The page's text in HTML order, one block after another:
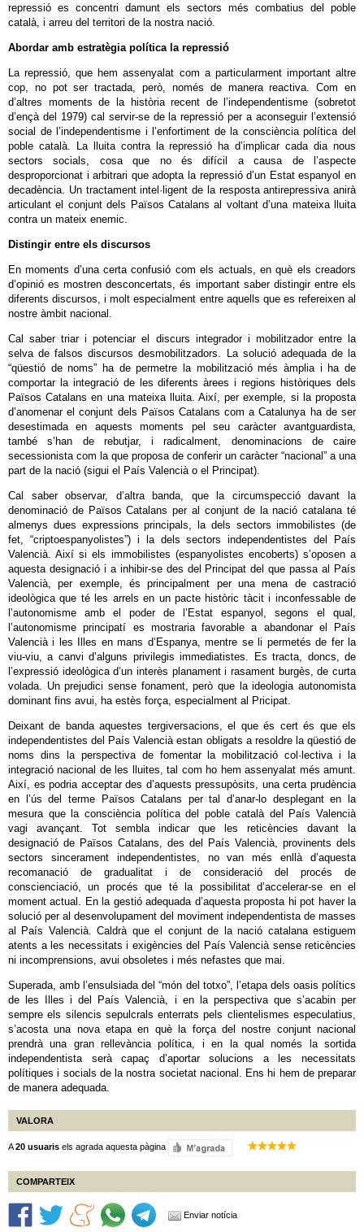
repressió es concentri damunt els sectors més combatius del poble
català, i arreu del territori de la nostra nació.
Abordar amb estratègia política la repressió
La repressió, que hem assenyalat com a particularment important altre
cop, no pot ser tractada, però, només de manera reactiva. Com en
d’altres moments de la història recent de l’independentisme (sobretot
d’ençà del 1979) cal servir-se de la repressió per a aconseguir l’extensió
social de l’independentisme i l’enfortiment de la consciència política del
poble català. La lluita contra la repressió ha d’implicar cada dia nous
sectors socials, cosa que no és difícil a causa de l’aspecte
desproporcionat i arbitrari que adopta la repressió d’un Estat espanyol en
decadència. Un tractament intel·ligent de la resposta antirepressiva anirà
articulant el conjunt dels Països Catalans al voltant d’una mateixa lluita
contra un mateix enemic.
Distingir entre els discursos
En moments d’una certa confusió com els actuals, en què els creadors
d’opinió es mostren desconcertats, és important saber distingir entre els
diferents discursos, i molt especialment entre aquells que es refereixen al
nostre àmbit nacional.
Cal saber triar i potenciar el discurs integrador i mobilitzador entre la
selva de falsos discursos desmobilitzadors. La solució adequada de la
“qüestió de noms” ha de permetre la mobilització més àmplia i ha de
comportar la integració de les diferents àrees i regions històriques dels
Països Catalans en una mateixa lluita. Així, per exemple, si la proposta
d’anomenar el conjunt dels Països Catalans com a Catalunya ha de ser
desestimada en aquests moments pel seu caràcter avantguardista,
també s’han de rebutjar, i radicalment, denominacions de caire
secessionista com la que proposa de conferir un caràcter “nacional” a una
part de la nació (sigui el País Valencià o el Principat).
Cal saber observar, d’altra banda, que la circumspecció davant la
denominació de Països Catalans per al conjunt de la nació catalana té
almenys dues expressions principals, la dels sectors immobilistes (de
fet, “criptoespanyolistes”) i la dels sectors independentistes del País
Valencià. Així si els immobilistes (espanyolistes encoberts) s’oposen a
aquesta designació i a inhibir-se des del Principat del que passa al País
Valencià, per exemple, és principalment per una mena de castració
ideològica que té les arrels en un pacte històric tàcit i inconfessable de
l’autonomisme amb el poder de l’Estat espanyol, segons el qual,
l’autonomisme principatí es mostraria favorable a abandonar el País
Valencià i les Illes en mans d’Espanya, mentre se li permetés de fer la
viu-viu, a canvi d’alguns privilegis immediatistes. Es tracta, doncs, de
l’expressió ideològica d’un interès planament i rasament burgès, de curta
volada. Un prejudici sense fonament, però que la ideologia autonomista
dominant fins avui, ha estès força, especialment al Pricipat.
Deixant de banda aquestes tergiversacions, el que és cert és que els
independentistes del País Valencià estan obligats a resoldre la qüestió de
noms dins la perspectiva de fomentar la mobilització col·lectiva i la
integració nacional de les lluites, tal com ho hem assenyalat més amunt.
Així, es podria acceptar des d’aquests pressupòsits, una certa prudència
en l’ús del terme Països Catalans per tal d’anar-lo desplegant en la
mesura que la consciència política del poble català del País Valencià
vagi avançant. Tot sembla indicar que les reticències davant la
designació de Països Catalans, des del País Valencià, provinents dels
sectors sincerament independentistes, no van més enllà d’aquesta
recomanació de gradualitat i de consideració del procés de
conscienciació, un procés que té la possibilitat d’accelerar-se en el
moment actual. En la gestió adequada d’aquesta proposta hi pot haver la
solució per al desenvolupament del moviment independentista de masses
al País Valencià. Caldrà que el conjunt de la nació catalana estiguem
atents a les necessitats i exigències del País Valencià sense reticències
ni incomprensions, avui obsoletes i més nefastes que mai.
Superada, amb l’ensulsiada del “món del totxo”, l’etapa dels oasis polítics
de les Illes i del País Valencià, i en la perspectiva que s’acabin per
sempre els silencis sepulcrals enterrats pels clientelismes especulatius,
s’acosta una nova etapa en què la força del nostre conjunt nacional
prendrà una gran rellevància política, i en la qual només la sortida
independentista serà capaç d’aportar solucions a les necessitats
polítiques i socials de la nostra societat nacional. Ens hi hem de preparar
de manera adequada.
VALORA
A20 usuaris els agrada aquesta pàgina
COMPARTEIX
Enviar notícia